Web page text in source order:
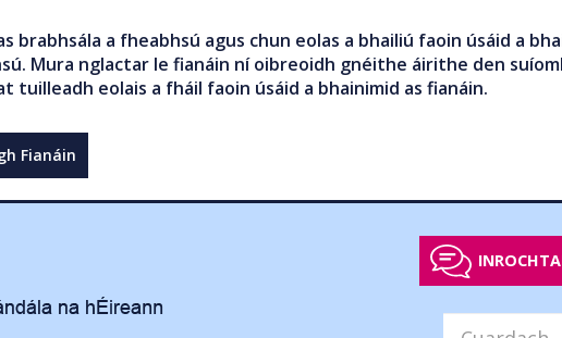
a fheabhsú agus chun eolas a bhailiú faoin úsáid a
Mura nglactar le fianáin ní oibreoidh gnéithe áirithe den
tuilleadh eolais a fháil faoin úsáid a bhainimid as fianáin.
Fianáin